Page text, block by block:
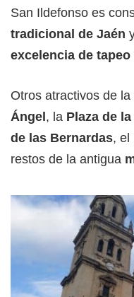
San Ildefonso es
tradicional de Jaén
excelencia de
Otros atractivos de
Ángel, la Plaza de
de las Bernardas, el
restos de la antigua